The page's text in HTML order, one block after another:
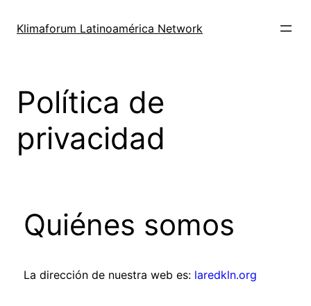
Klimaforum Latinoamérica Network
Política de
privacidad
Quiénes somos
La dirección de nuestra web es: laredkln.org